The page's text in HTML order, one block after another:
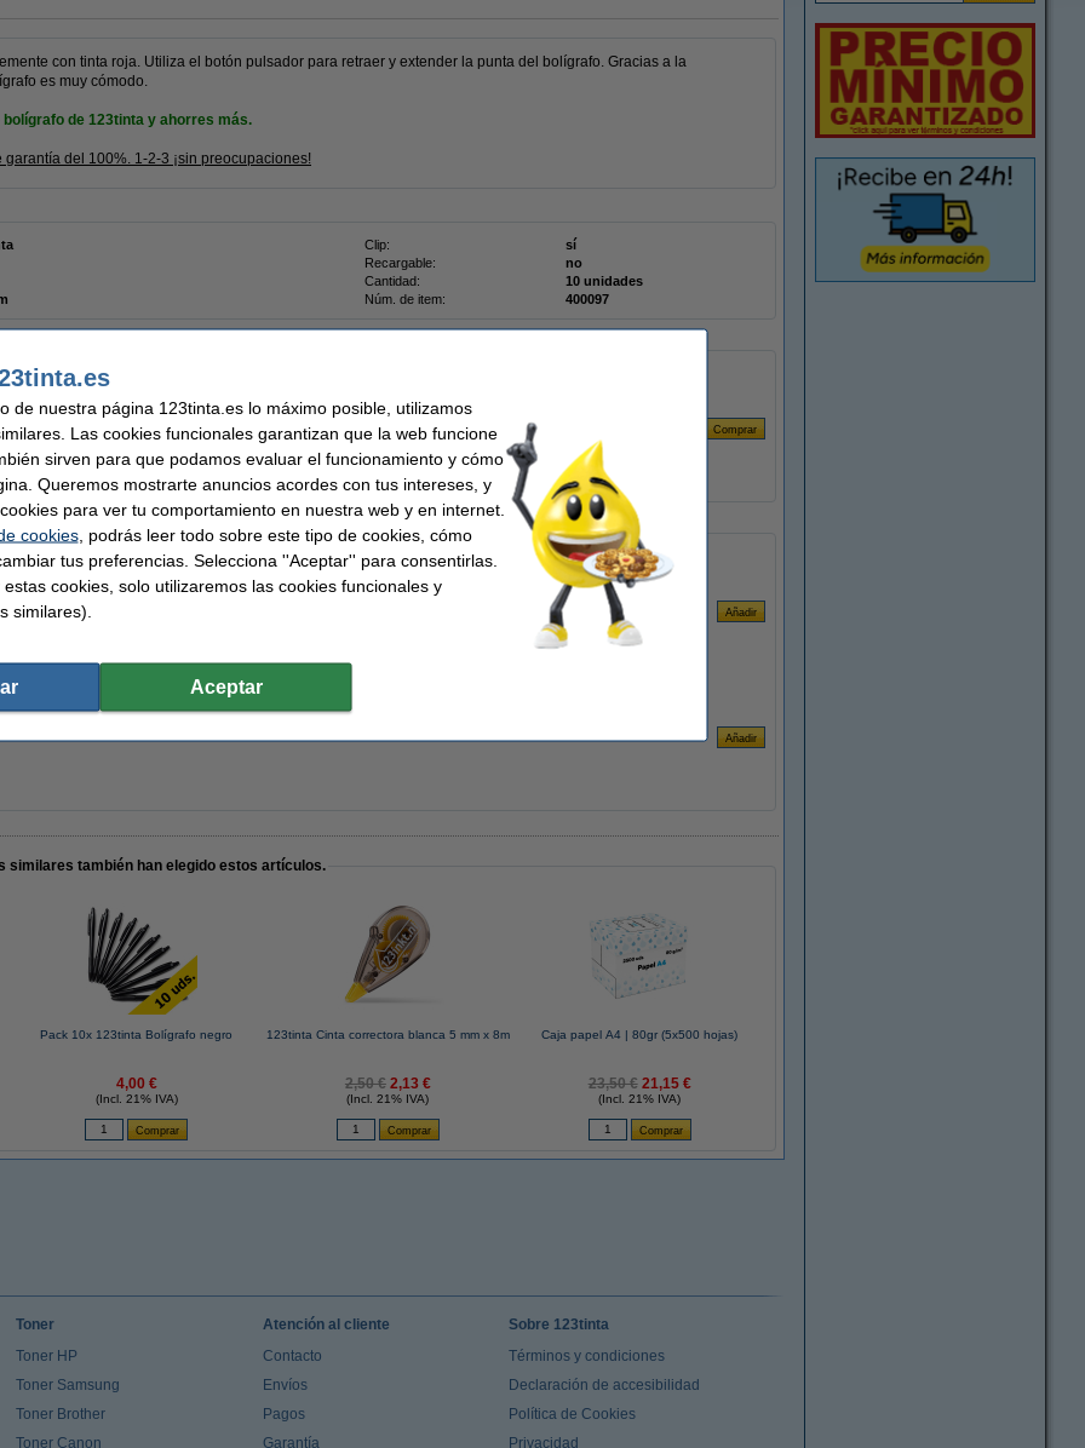
con tinta roja. Utiliza el botón pulsador para retraer y extender la punta del bolígrafo. Gracias a la
es muy cómodo.
de 123tinta y ahorres más.
del 100%. 1-2-3 ¡sin preocupaciones!
Clip:
sí
Recargable:
no
Cantidad:
10 unidades
Núm. de item: 400097
rojo
similares también han elegido estos artículos.
Pack 10x 123tinta Bolígrafo negro
4,00 €
(Incl. 21% IVA)
123tinta Cinta correctora blanca 5 mm x 8m
2,50 € 2,13 €
(Incl. 21% IVA)
Caja papel A4 | 80gr (5x500 hojas)
23,50 € 21,15 €
(Incl. 21% IVA)
Toner
Toner HP
Toner Samsung
Toner Brother
Toner Canon
Atención al cliente
Contacto
Envíos
Pagos
Garantía
Sobre 123tinta
Términos y condiciones
Declaración de accesibilidad
Política de Cookies
Privacidad
de nuestra página 123tinta.es lo máximo posible, utilizamos
Las cookies funcionales garantizan que la web funcione
sirven para que podamos evaluar el funcionamiento y cómo
Queremos mostrarte anuncios acordes con tus intereses, y
para ver tu comportamiento en nuestra web y en internet.
cookies, podrás leer todo sobre este tipo de cookies, cómo
tus preferencias. Selecciona ''Aceptar'' para consentirlas.
cookies, solo utilizaremos las cookies funcionales y
similares).
Aceptar